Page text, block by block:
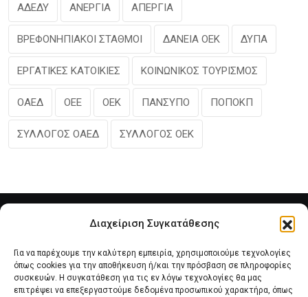
Διαχείριση Συγκατάθεσης
Για να παρέχουμε την καλύτερη εμπειρία, χρησιμοποιούμε τεχνολογίες
όπως cookies για την αποθήκευση ή/και την πρόσβαση σε πληροφορίες
συσκευών. Η συγκατάθεση για τις εν λόγω τεχνολογίες θα μας
επιτρέψει να επεξεργαστούμε δεδομένα προσωπικού χαρακτήρα, όπως
ΑΔΕΔΥ ΑΝΕΡΓΙΑ ΑΠΕΡΓΙΑ
ΒΡΕΦΟΝΗΠΙΑΚΟΙ ΣΤΑΘΜΟΙ ΔΑΝΕΙΑ ΟΕΚ ΔΥΠΑ
ΕΡΓΑΤΙΚΕΣ ΚΑΤΟΙΚΙΕΣ ΚΟΙΝΩΝΙΚΟΣ ΤΟΥΡΙΣΜΟΣ
ΟΑΕΔ ΟΕΕ ΟΕΚ ΠΑΝΣΥΠΟ ΠΟΠΟΚΠ
ΣΥΛΛΟΓΟΣ ΟΑΕΔ ΣΥΛΛΟΓΟΣ ΟΕΚ